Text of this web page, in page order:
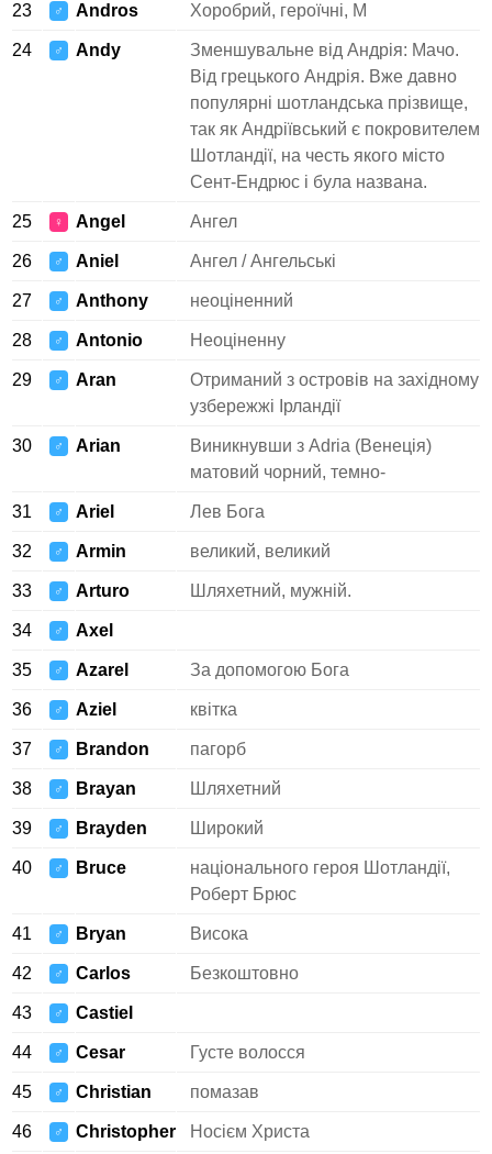
23 ♂ Andros Хоробрий, героїчні, M
24 ♂ Andy
Зменшувальне від Андрія: Мачо.
Від грецького Андрія. Вже давно
популярні шотландська прізвище,
так як Андріївський є покровителем
Шотландії, на честь якого місто
Сент-Ендрюс і була названа.
25 ♀ Angel Ангел
26 ♂ Aniel Ангел / Ангельські
27 ♂ Anthony неоціненний
28 ♂ Antonio Неоціненну
29 ♂ Aran
Отриманий з островів на західному
узбережжі Ірландії
30 ♂ Arian
Виникнувши з Adria (Венеція)
матовий чорний, темно-
31 ♂ Ariel Лев Бога
32 ♂ Armin великий, великий
33 ♂ Arturo Шляхетний, мужній.
34 ♂ Axel
35 ♂ Azarel За допомогою Бога
36 ♂ Aziel квітка
37 ♂ Brandon пагорб
38 ♂ Brayan Шляхетний
39 ♂ Brayden Широкий
40 ♂ Bruce
національного героя Шотландії,
Роберт Брюс
41 ♂ Bryan Висока
42 ♂ Carlos Безкоштовно
43 ♂ Castiel
44 ♂ Cesar Густе волосся
45 ♂ Christian помазав
46 ♂ Christopher Носієм Христа